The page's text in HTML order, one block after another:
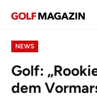
NEWS
Golf:
dem